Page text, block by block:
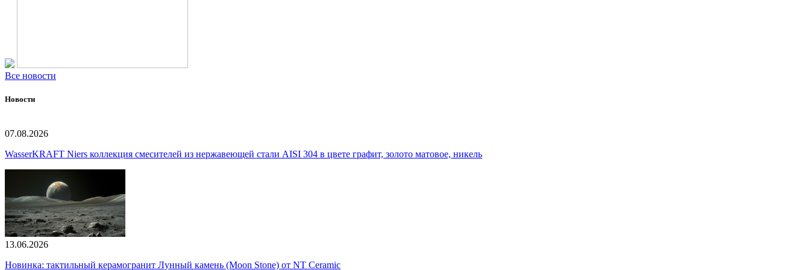
Все новости
Новости
07.08.2026
WasserKRAFT Niers коллекция смесителей из нержавеющей стали AISI 304 в цвете графит, золото матовое, никель
13.06.2026
Новинка: тактильный керамогранит Лунный камень (Moon Stone) от NT Ceramic